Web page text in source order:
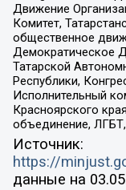
Движение
Комитет,
общественное
Демократическое
Татарской
Республики,
Исполнительный
Красноярского
объединение,
Источник:
https://
данные на